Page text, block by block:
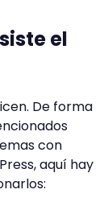
el
De forma
con
aquí hay